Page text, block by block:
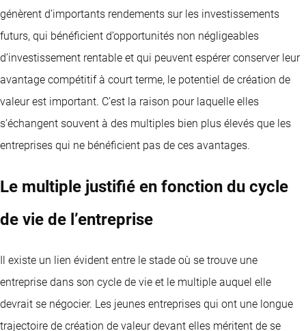
génèrent d’importants rendements sur les investissements
futurs, qui bénéficient d’opportunités non négligeables
d’investissement rentable et qui peuvent espérer conserver leur
avantage compétitif à court terme, le potentiel de création de
valeur est important. C’est la raison pour laquelle elles
s’échangent souvent à des multiples bien plus élevés que les
entreprises qui ne bénéficient pas de ces avantages.
Le multiple justifié en fonction du cycle
de vie de l’entreprise
Il existe un lien évident entre le stade où se trouve une
entreprise dans son cycle de vie et le multiple auquel elle
devrait se négocier. Les jeunes entreprises qui ont une longue
trajectoire de création de valeur devant elles méritent de se